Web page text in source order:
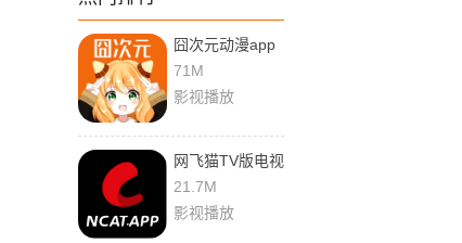
囧次元动漫app
下载官方正版
71M
影视播放
网飞猫TV版电视
版
21.7M
影视播放